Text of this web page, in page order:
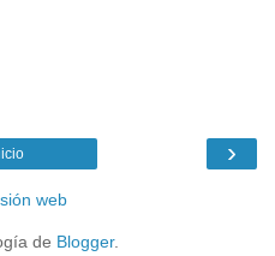
›
web
de Blogger.